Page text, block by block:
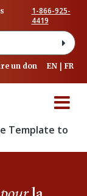
1-866-925-
4419
un don EN FR
Template to